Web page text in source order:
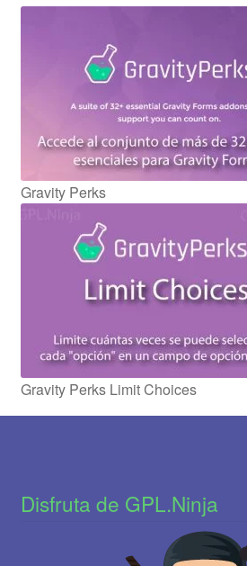
Gravity Perks
Gravity Perks Limit Choices
Disfruta de GPL.Ninja